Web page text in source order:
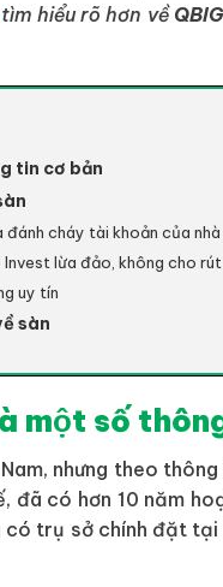
tìm hiểu rõ hơn về
tin cơ bản
đánh cháy tài khoản của
lừa đảo, không cho
uy tín
sàn
một số
nhưng theo
có hơn 10 năm
có trụ sở chính đặt